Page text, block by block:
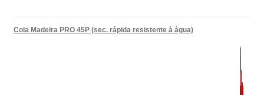
Cola Madeira PRO 45P (sec. rápida resistente à água)